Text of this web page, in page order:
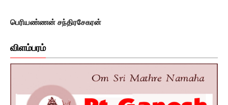
பெரியண்ணன் சந்திரசேகரன்
விளம்பரம்